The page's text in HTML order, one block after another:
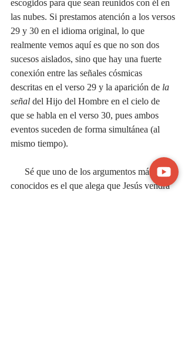
escogidos para que sean reunidos con él en
las nubes. Si prestamos atención a los versos
29 y 30 en el idioma original, lo que
realmente vemos aquí es que no son dos
sucesos aislados, sino que hay una fuerte
conexión entre las señales cósmicas
descritas en el verso 29 y la aparición de la
señal del Hijo del Hombre en el cielo de
que se habla en el verso 30, pues ambos
eventos suceden de forma simultánea (al
mismo tiempo).
conocidos es el que alega que Jesús vendrá